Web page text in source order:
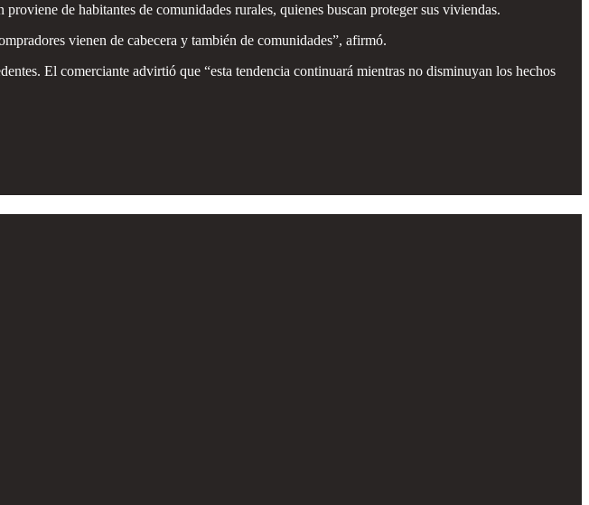
de habitantes de comunidades rurales, quienes buscan proteger sus viviendas.
vienen de cabecera y también de comunidades”, afirmó.
El comerciante advirtió que “esta tendencia continuará mientras no disminuyan los hechos